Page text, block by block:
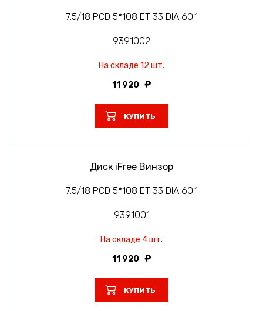
7.5/18 PCD 5*108 ET 33 DIA 60.1
9391002
На складе 12 шт.
11 920
КУПИТЬ
Диск iFree Винзор
7.5/18 PCD 5*108 ET 33 DIA 60.1
9391001
На складе 4 шт.
11 920
КУПИТЬ